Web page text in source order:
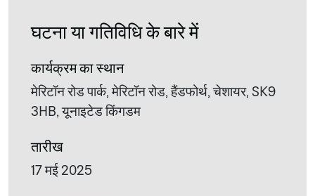
घटना या गतिविधि के बारे में
कार्यक्रम का स्थान
मेरिटॉन रोड पार्क, मेरिटॉन रोड, हैंडफोर्थ, चेशायर, SK9
3HB, यूनाइटेड किंगडम
तारीख
17 मई 2025